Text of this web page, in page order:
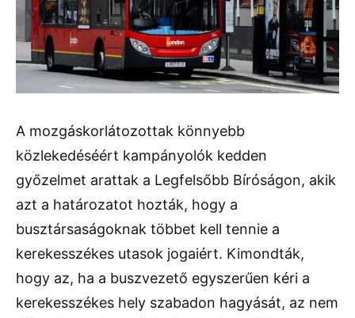
A mozgáskorlátozottak könnyebb
közlekedéséért kampányolók kedden
győzelmet arattak a Legfelsőbb Bíróságon, akik
azt a határozatot hozták, hogy a
busztársaságoknak többet kell tennie a
kerekesszékes utasok jogaiért. Kimondták,
hogy az, ha a buszvezető egyszerűen kéri a
kerekesszékes hely szabadon hagyását, az nem